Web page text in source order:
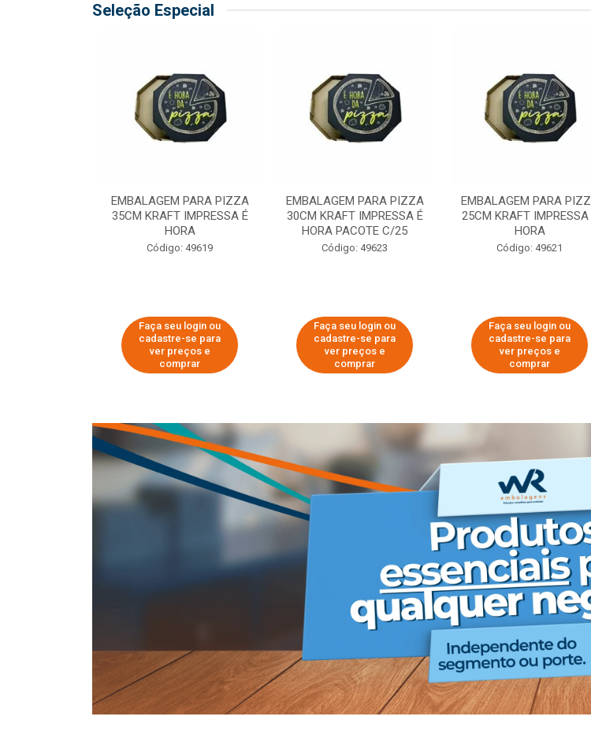
Seleção Especial
EMBALAGEM PARA PIZZA
35CM KRAFT IMPRESSA É
HORA
Código: 49619
Faça seu login ou
cadastre-se para
ver preços e
comprar
EMBALAGEM PARA PIZZA
30CM KRAFT IMPRESSA É
HORA PACOTE C/25
Código: 49623
Faça seu login ou
cadastre-se para
ver preços e
comprar
EMBALAGEM PARA
25CM KRAFT IMPRESSA
HORA
Código: 49621
Faça seu login ou
cadastre-se para
ver preços e
comprar